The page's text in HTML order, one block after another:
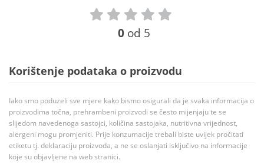
0 od 5
Korištenje podataka o proizvodu
Iako smo poduzeli sve mjere kako bismo osigurali da je svaka informacija o
proizvodima točna, prehrambeni proizvodi se često mijenjaju te se
slijedom navedenoga sastojci, količina sastojaka, nutritivna vrijednost,
alergeni mogu promjeniti. Prije konzumacije trebali biste uvijek pročitati
etiketu tj. deklaraciju proizvoda, a ne se oslanjati isključivo na informacije
koje su objavljene na web stranici.